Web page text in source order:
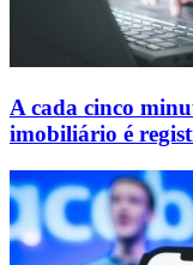
A cada cinco
imobiliário é